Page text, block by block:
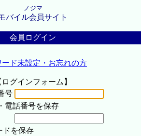
ノジマ
バイル会員サイト
会員ログイン
ード未設定・お忘れの方
ログインフォーム】
号
電話番号を保存
ドを保存